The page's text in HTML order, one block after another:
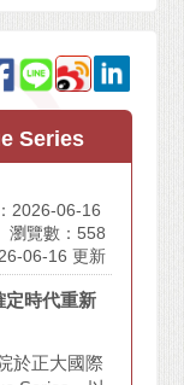
Series
2026-06-16
瀏覽數：558
06-16 更新
時代重新
於正大國際